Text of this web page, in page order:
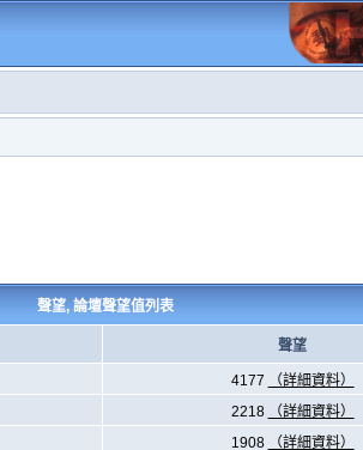
聲望, 論壇聲望值列表
聲望
4177 （詳細資料）
2218 （詳細資料）
1908 （詳細資料）